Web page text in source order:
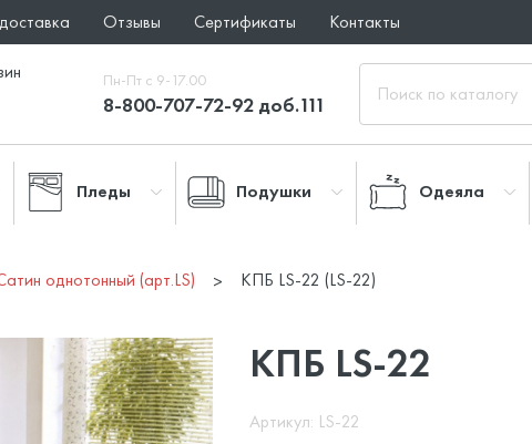
Отзывы Сертификаты Контакты
Пн-Пт с 9-17.00
8-800-707-72-92 доб.111
Пледы Подушки Одеяла
однотонный (арт.LS) КПБ LS-22 (LS-22)
КПБ LS-22
Артикул: LS-22